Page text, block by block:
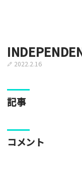
2022.2.16
記事
コメント